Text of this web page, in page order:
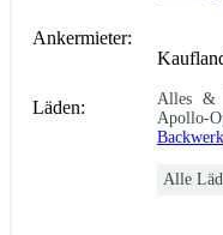
Ankermieter:
Läden:
Alles &
Apollo-
Backwerk
Alle